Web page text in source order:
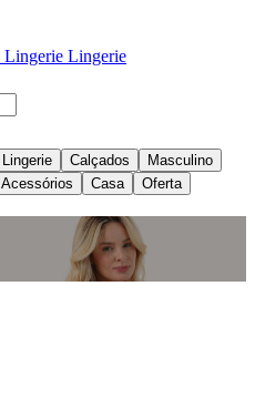
Lingerie Lingerie
Lingerie Calçados
Masculino
Acessórios Casa Oferta